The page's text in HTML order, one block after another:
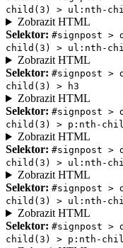
child(3) > ul:nth-
Zobrazit HTML
Selektor: #signpost
child(3) > ul:nth-
Zobrazit HTML
Selektor: #signpost
child(3) > h3
Zobrazit HTML
Selektor: #signpost
child(3) > p:nth-
Zobrazit HTML
Selektor: #signpost
child(3) > ul:nth-
Zobrazit HTML
Selektor: #signpost
child(3) > ul:nth-
Zobrazit HTML
Selektor: #signpost
child(3) > p:nth-